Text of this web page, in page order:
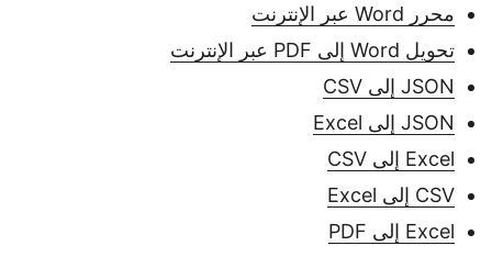
محرر Word عبر الإنترنت
تحويل Word إلى PDF عبر الإنترنت
JSON إلى CSV
JSON إلى Excel
Excel إلى CSV
CSV إلى Excel
Excel إلى PDF